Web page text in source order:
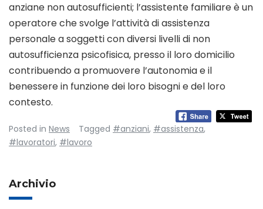
anziane non autosufficienti; l’assistente familiare è un
operatore che svolge l’attività di assistenza
personale a soggetti con diversi livelli di non
autosufficienza psicofisica, presso il loro domicilio
contribuendo a promuovere l’autonomia e il
benessere in funzione dei loro bisogni e del loro
contesto.
Posted in News Tagged #anziani, #assistenza,
#lavoratori, #lavoro
Archivio